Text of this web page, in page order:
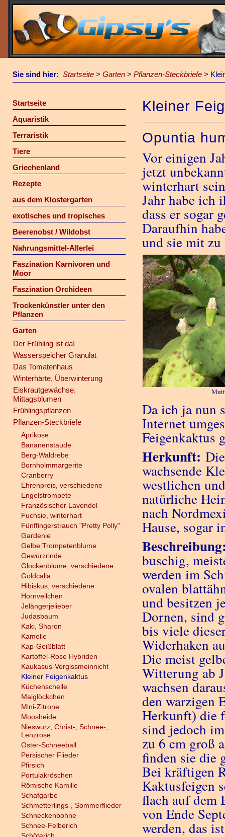
Sie sind hier: Startseite > Garten > Pflanzen-Steckbriefe >
Startseite
Aquaristik
Terraristik
Tiere
Griechenland
Rezepte
aus dem Klostergarten
exotisches und tropisches
Beerenobst / Wildobst
Nahrungsmittel-Allerlei
Faszination Karnivoren und
Moor
Faszination Orchideen
Trockenkünstler unter den
Pflanzen
Garten
Der Frühling ist da!
Wasserspeicher Granulat
Das Tomatenhaus
Winterhärte, Überwinterung
Eiskrautgewächse,
Mittagsblumen
Frühlingspflanzen
Pflanzen-Steckbriefe
Aprikose
Bananenstaude
Berg-Waldrebe
Bornholmmargerite
Cranberry
Ehrenpreis, verschiedene
Engelstrompete
Französischer Lavendel
Fuchsie, winterhart
Fünffingerstrauch "Pretty Polly"
Gardenie
Gelbe Trompetenblume
Gewürzrinde
Glockenblume, verschiedene
Goldcalla
Hibiskus, verschiedene
Hornveilchen
Jelängerjelieber
Judasbaum
Kaki, Sharon
Kamelie
Kap-Geißblatt
Kartoffel-Rose Hybriden
Kaukasus-Vergissmeinnicht
Kleiner Feigenkaktus
Küchenschelle
Maiglöckchen
Mini-Zitrone
Moosheide
Nieswurz, Christ-, Schnee-,
Lenzrose
Oster-Schneeball
Persischer Flieder
Pfirsich
Portulakröschen
Römische Kamille
Schafgarbe
Schmetterlings-, Sommerflieder
Schneckenbohne
Schnee-Felberich
Kleiner
Opuntia
Vor einigen
jetzt
winterhart
Jahr habe ich
dass er sogar
Daraufhin
und sie mit
Da ich ja nun
Internet
Feigenkaktus
Herkunft:
wachsende
westlichen
natürliche
nach
Hause, sogar
buschig,
werden im
ovalen
und besitzen
Dornen, sind
bis viele
Widerhaken
Die meist
Witterung ab
wachsen
den warzigen
Herkunft) die
sind jedoch
zu 6 cm groß
finden sie die
Bei kräftigen
Kaktusfeigen
flach auf dem
von Ende
werden, das